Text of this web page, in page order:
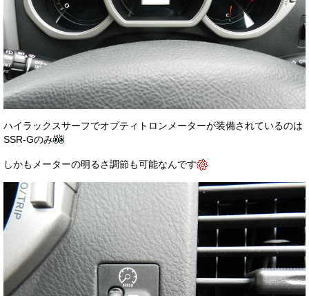
ハイラックスサーフでオプティトロンメーターが装備されているのは
SSR-Gのみ
しかもメーターの明るさ調節も可能なんです